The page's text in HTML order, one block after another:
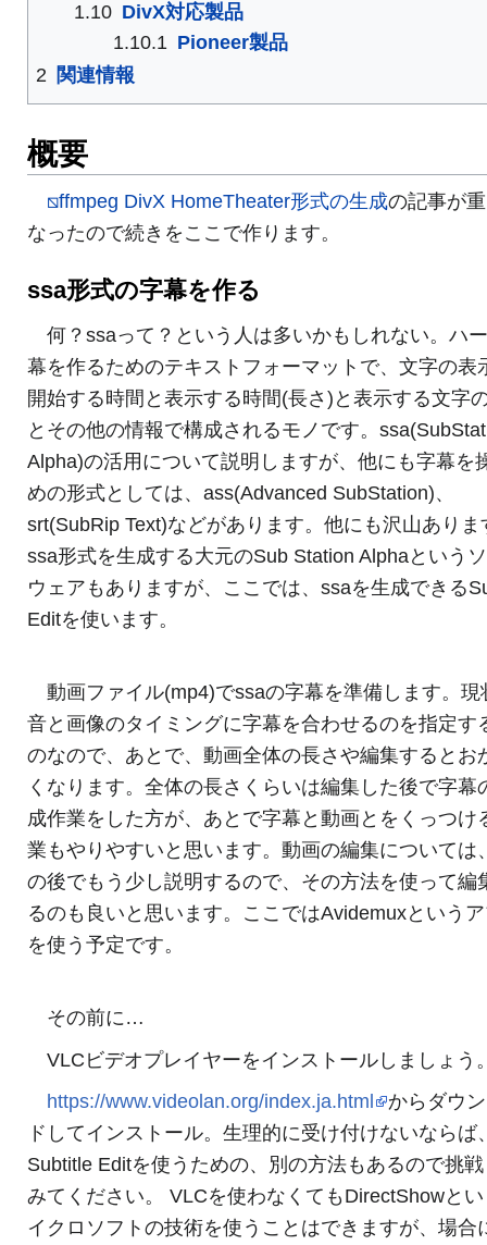
1.10 DivX対応製品
1.10.1 Pioneer製品
2 関連情報
概要
⧅ffmpeg DivX HomeTheater形式の生成の記事が
なったので続きをここで作ります。
ssa形式の字幕を作る
何？ssaって？という人は多いかもしれない。ハ
幕を作るためのテキストフォーマットで、文字の表
開始する時間と表示する時間(長さ)と表示する文字
とその他の情報で構成されるモノです。
Alpha)の活用について説明しますが、他にも字幕を
めの形式としては、ass(Advanced SubStation)、
srt(SubRip Text)などがあります。他にも沢山ありま
ssa形式を生成する大元のSub Station Alphaという
ウェアもありますが、ここでは、ssaを生成できる
Editを使います。
動画ファイル(mp4)でssaの字幕を準備します。現
音と画像のタイミングに字幕を合わせるのを指定す
のなので、あとで、動画全体の長さや編集するとお
くなります。全体の長さくらいは編集した後で字幕
成作業をした方が、あとで字幕と動画とをくっつけ
業もやりやすいと思います。動画の編集については
の後でもう少し説明するので、その方法を使って編
るのも良いと思います。ここではAvidemuxという
を使う予定です。
その前に…
VLCビデオプレイヤーをインストールしましょう
https://www.videolan.org/index.ja.html
からダウ
ドしてインストール。生理的に受け付けないならば
Subtitle Editを使うための、別の方法もあるので挑
みてください。 VLCを使わなくてもDirectShowと
イクロソフトの技術を使うことはできますが、場合